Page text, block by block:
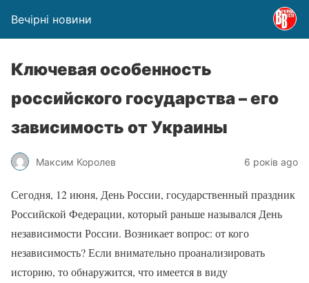
Вечірні новини
Ключевая особенность
российского государства – его
зависимость от Украины
Максим Королев 6 років ago
Сегодня, 12 июня, День России, государственный праздник
Российской Федерации, который раньше назывался День
независимости России. Возникает вопрос: от кого
независимость? Если внимательно проанализировать
историю, то обнаружится, что имеется в виду